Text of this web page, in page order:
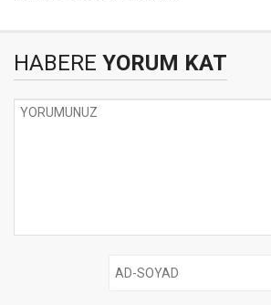
HABERE YORUM KAT